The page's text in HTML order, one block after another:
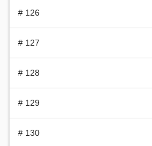
# 126
# 127
# 128
# 129
# 130